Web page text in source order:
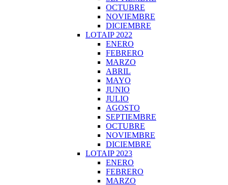
OCTUBRE
NOVIEMBRE
DICIEMBRE
LOTAIP 2022
ENERO
FEBRERO
MARZO
ABRIL
MAYO
JUNIO
JULIO
AGOSTO
SEPTIEMBRE
OCTUBRE
NOVIEMBRE
DICIEMBRE
LOTAIP 2023
ENERO
FEBRERO
MARZO